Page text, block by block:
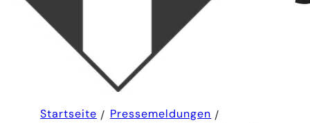
Startseite
Pressemeldungen